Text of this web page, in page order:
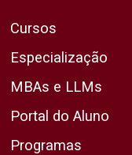
Cursos
Especialização
MBAs e LLMs
Portal do Aluno
Programas